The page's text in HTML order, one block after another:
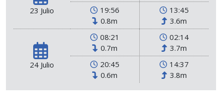
23 Julio
19:56
0.8m
13:45
3.6m
24 Julio
08:21
0.7m
02:14
3.7m
20:45
0.6m
14:37
3.8m